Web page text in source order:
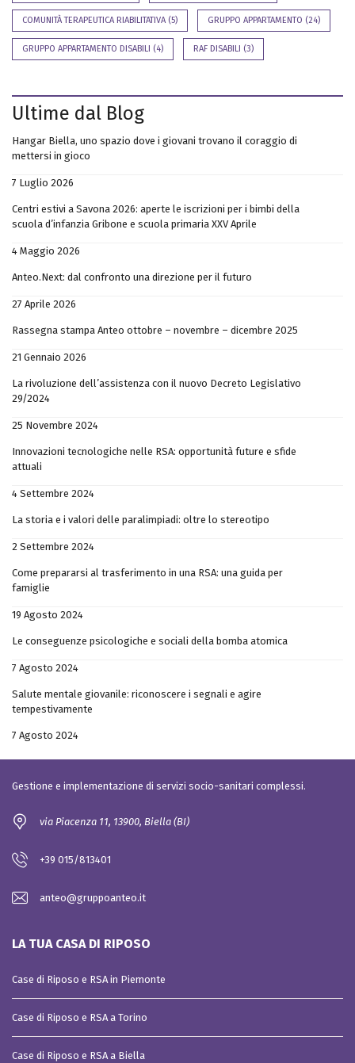
COMUNITÀ TERAPEUTICA RIABILITATIVA (5) GRUPPO APPARTAMENTO (24)
GRUPPO APPARTAMENTO DISABILI (4) RAF DISABILI (3)
Ultime dal Blog
Hangar Biella, uno spazio dove i giovani trovano il coraggio di
mettersi in gioco
7 Luglio 2026
Centri estivi a Savona 2026: aperte le iscrizioni per i bimbi della
scuola d’infanzia Gribone e scuola primaria XXV Aprile
4 Maggio 2026
Anteo.Next: dal confronto una direzione per il futuro
27 Aprile 2026
Rassegna stampa Anteo ottobre – novembre – dicembre 2025
21 Gennaio 2026
La rivoluzione dell’assistenza con il nuovo Decreto Legislativo
29/2024
25 Novembre 2024
Innovazioni tecnologiche nelle RSA: opportunità future e sfide
attuali
4 Settembre 2024
La storia e i valori delle paralimpiadi: oltre lo stereotipo
2 Settembre 2024
Come prepararsi al trasferimento in una RSA: una guida per
famiglie
19 Agosto 2024
Le conseguenze psicologiche e sociali della bomba atomica
7 Agosto 2024
Salute mentale giovanile: riconoscere i segnali e agire
tempestivamente
7 Agosto 2024
Gestione e implementazione di servizi socio-sanitari complessi.
via Piacenza 11, 13900, Biella (BI)
+39 015/813401
anteo@gruppoanteo.it
LA TUA CASA DI RIPOSO
Case di Riposo e RSA in Piemonte
Case di Riposo e RSA a Torino
Case di Riposo e RSA a Biella